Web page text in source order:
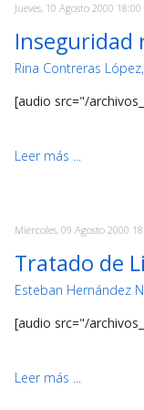
Jueves, 10 Agosto 2000 18:00
Inseguridad
Rina Contreras
[audio src="/
Leer más ...
Miércoles, 09 Agosto 2000
Tratado de
Esteban Hernández
[audio src="/
Leer más ...